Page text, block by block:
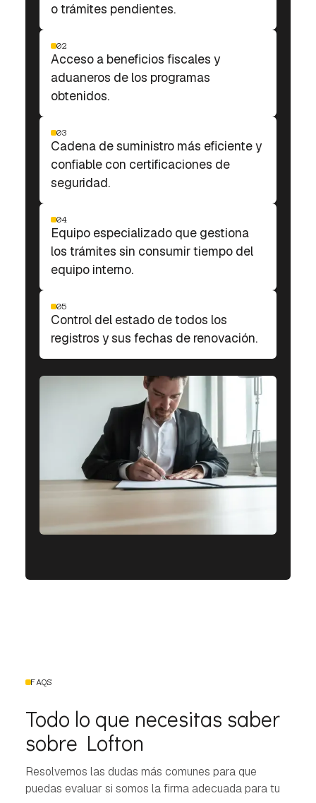
o trámites pendientes.
02
Acceso a beneficios fiscales y
aduaneros de los programas
obtenidos.
03
Cadena de suministro más eficiente y
confiable con certificaciones de
seguridad.
04
Equipo especializado que gestiona
los trámites sin consumir tiempo del
equipo interno.
05
Control del estado de todos los
registros y sus fechas de renovación.
FAQS
Todo lo que necesitas saber
sobre Lofton
Resolvemos las dudas más comunes para que
puedas evaluar si somos la firma adecuada para tu